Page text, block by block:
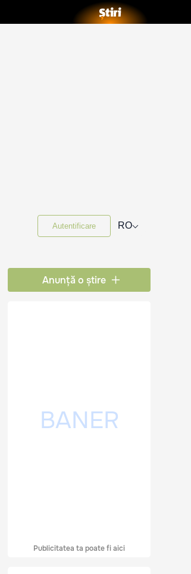
Autentificare RO⌵
Anunță o știre
Publicitatea ta poate fi aici